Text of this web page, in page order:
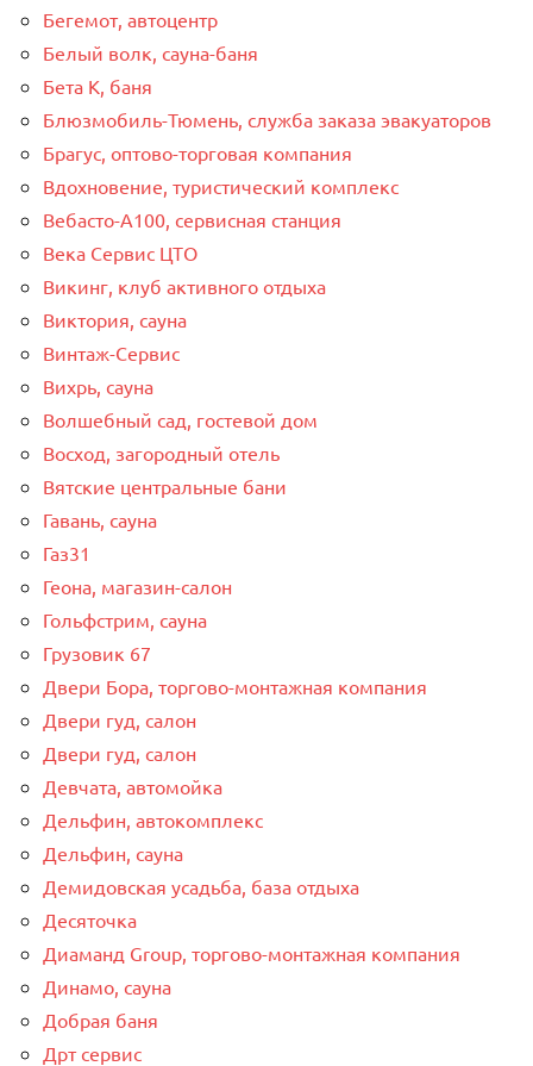
Бегемот, автоцентр
Белый волк, сауна-баня
Бета К, баня
Блюзмобиль-Тюмень, служба заказа эвакуаторов
Брагус, оптово-торговая компания
Вдохновение, туристический комплекс
Вебасто-А100, сервисная станция
Века Сервис ЦТО
Викинг, клуб активного отдыха
Виктория, сауна
Винтаж-Сервис
Вихрь, сауна
Волшебный сад, гостевой дом
Восход, загородный отель
Вятские центральные бани
Гавань, сауна
Газ31
Геона, магазин-салон
Гольфстрим, сауна
Грузовик 67
Двери Бора, торгово-монтажная компания
Двери гуд, салон
Двери гуд, салон
Девчата, автомойка
Дельфин, автокомплекс
Дельфин, сауна
Демидовская усадьба, база отдыха
Десяточка
Диаманд Group, торгово-монтажная компания
Динамо, сауна
Добрая баня
Дрт сервис